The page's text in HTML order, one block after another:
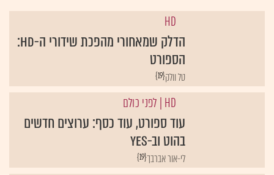
HD
הדלק שמאחורי מהפכת שידורי ה-HD:
הספורט
{19}טל וולק
HD | לפני כולם
עוד ספורט, עוד כסף: ערוצים חדשים
בהוט וב-yes
{19}לי-אור אברבך